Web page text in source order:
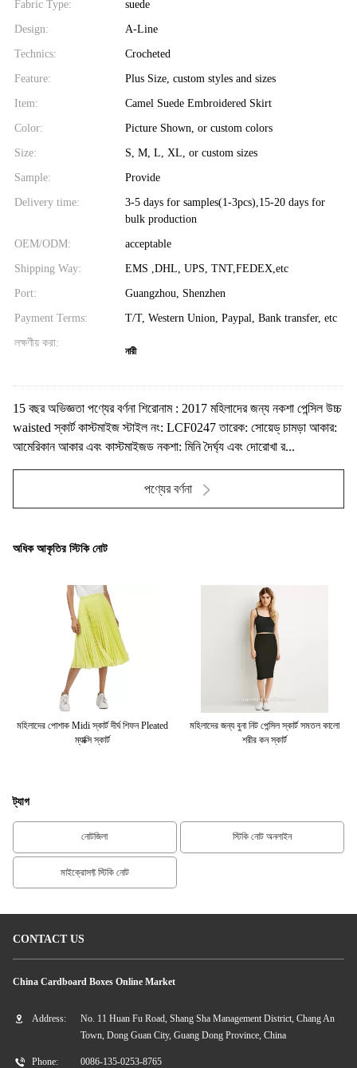
Fabric Type: suede
Design: A-Line
Technics: Crocheted
Feature: Plus Size, custom styles and sizes
Item: Camel Suede Embroidered Skirt
Color: Picture Shown, or custom colors
Size: S, M, L, XL, or custom sizes
Sample: Provide
Delivery time:
3-5 days for samples(1-3pcs),15-20 days for
bulk production
OEM/ODM: acceptable
Shipping Way: EMS ,DHL, UPS, TNT,FEDEX,etc
Port: Guangzhou, Shenzhen
Payment Terms: T/T, Western Union, Paypal, Bank transfer, etc
লক্ষণীয় করা:
নারী
15 বছর অভিজ্ঞতা পণ্যের বর্ণনা শিরোনাম : 2017 মহিলাদের জন্য নকশা পেন্সিল উচ্চ
waisted স্কার্ট কাস্টমাইজ স্টাইল নং: LCF0247 তারেক: সোয়েড্ চামড়া আকার:
আমেরিকান আকার এবং কাস্টমাইজড নকশা: মিনি দৈর্ঘ্য এবং দোরোখা র...
পণ্যের বর্ণনা
অধিক আকৃতির স্টিকি নোট
মহিলাদের পোশাক Midi স্কার্ট দীর্ঘ শিফন Pleated
ম্যাক্সি স্কার্ট
মহিলাদের জন্য বুনা নিট পেন্সিল স্কার্ট সমতল কালো
শরীর কন স্কার্ট
ট্যাগ
নোটজিলা স্টিকি নোট অনলাইন
মাইক্রোসফ্ট স্টিকি নোট
CONTACT US
China Cardboard Boxes Online Market
Address:
No. 11 Huan Fu Road, Shang Sha Management District, Chang An
Town, Dong Guan City, Guang Dong Province, China
Phone: 0086-135-0253-8765